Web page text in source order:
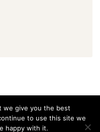
we give you the best
to use this site we
happy with it.